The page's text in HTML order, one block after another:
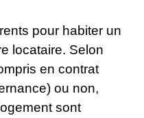
pour habiter un
locataire. Selon
en contrat
ou non,
sont